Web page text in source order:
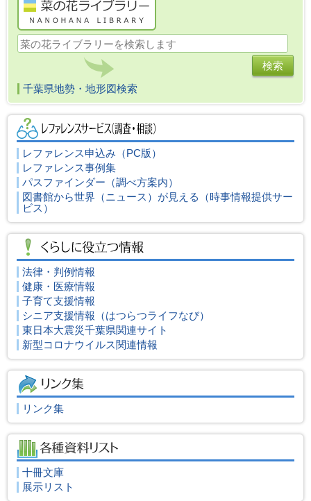
千葉県地勢・地形図検索
レファレンス申込み （PC版）
レファレンス事例集
パスファインダー（調べ方案内）
図書館から世界（ニュース）が見える（時事情報提供サー
ビス）
法律・判例情報
健康・医療情報
子育て支援情報
シニア支援情報（はつらつライフなび）
東日本大震災千葉県関連サイト
新型コロナウイルス関連情報
リンク集
十冊文庫
展示リスト